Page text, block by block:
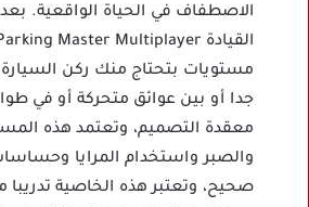
الاصطفاف في الحياة الواقعية.
مستويات بتحتاج منك ركن
جدا أو بين عوائق متحركة أو في
معقدة التصميم، وتعتمد هذه
والصبر واستخدام المرايا
صحيح، وتعتبر هذه الخاصية تدريبا